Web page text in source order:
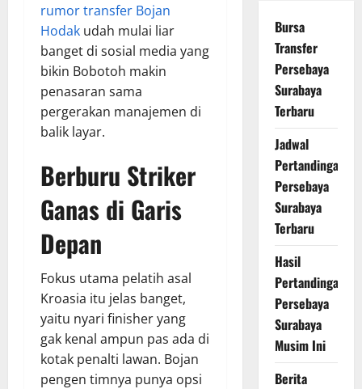
rumor transfer Bojan
Hodak udah mulai liar
banget di sosial media yang
bikin Bobotoh makin
penasaran sama
pergerakan manajemen di
balik layar.
Berburu Striker
Ganas di Garis
Depan
Fokus utama pelatih asal
Kroasia itu jelas banget,
yaitu nyari finisher yang
gak kenal ampun pas ada di
kotak penalti lawan. Bojan
pengen timnya punya opsi
Bursa
Transfer
Persebaya
Surabaya
Terbaru
Jadwal
Pertandingan
Persebaya
Surabaya
Terbaru
Hasil
Pertandingan
Persebaya
Surabaya
Musim Ini
Berita